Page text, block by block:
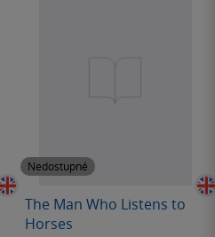
Nedostupné
The Man Who Listens to
Horses